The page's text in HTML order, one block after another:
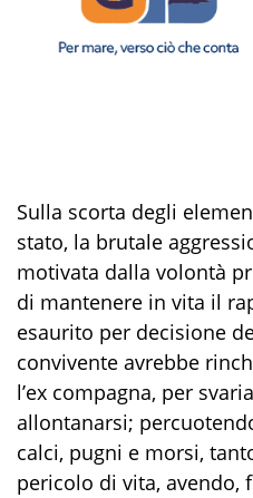
Sulla scorta degli
stato, la brutale
motivata dalla volontà
di mantenere in vita il
esaurito per decisione
convivente avrebbe
l’ex compagna, per
allontanarsi;
calci, pugni e morsi,
pericolo di vita, avendo,